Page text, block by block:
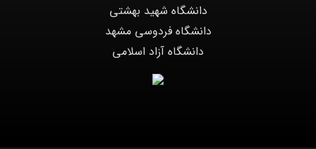
دانشگاه شهید بهشتی
دانشگاه فردوسی مشهد
دانشگاه آزاد اسلامی